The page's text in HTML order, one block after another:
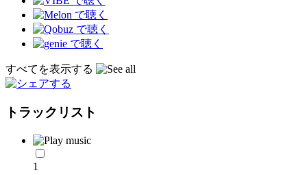
すべてを表示する
トラックリスト
1